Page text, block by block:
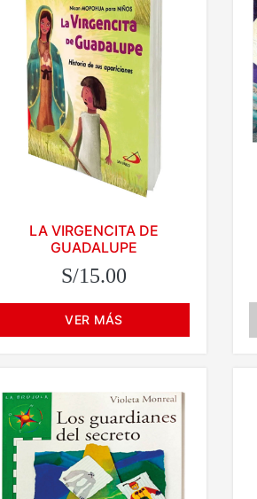
LA VIRGENCITA DE
GUADALUPE
S/15.00
VER MÁS